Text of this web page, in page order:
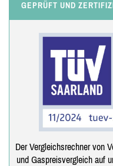
GEPRÜFT UND
Der Vergleichsrechner von
und Gaspreisvergleich auf